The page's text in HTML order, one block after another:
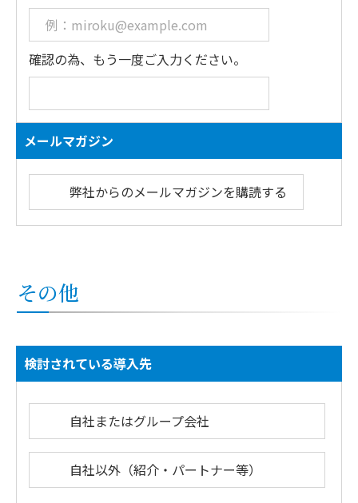
確認の為、もう一度ご入力ください。
メールマガジン
弊社からのメールマガジンを購読する
その他
検討されている導入先
自社またはグループ会社
自社以外（紹介・パートナー等）